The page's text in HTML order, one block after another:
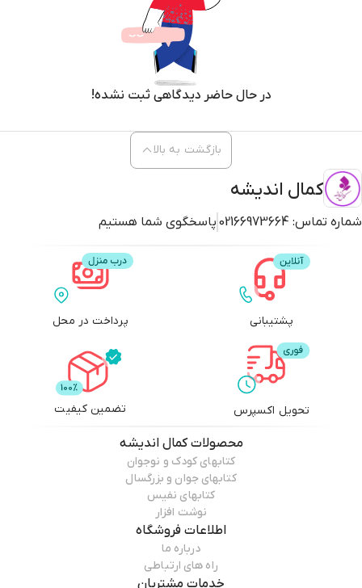
در حال حاضر دیدگاهی ثبت نشده!
کمال اندیشه
شماره تماس: 02166973664 پاسخگوی شما هستیم
بازگشت به بالا
پشتیبانی پرداخت در محل
تحویل اکسپرس تضمین کیفیت
محصولاتکمال اندیشه
کتابهای کودک و نوجوان
کتابهای جوان و بزرگسال
کتابهای نفیس
نوشت افزار
اطلاعات فروشگاه
درباره ما
راه های ارتباطی
خدمات مشتریان